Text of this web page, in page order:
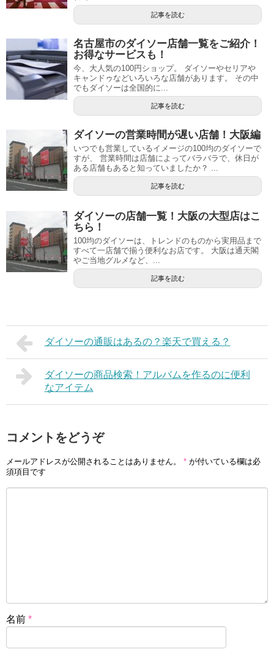
記事を読む
名古屋市のダイソー店舗一覧をご紹介！
お得なサービスも！
今、大人気の100円ショップ。 ダイソーやセリアや
キャンドゥなどいろいろな店舗があります。 その中
でもダイソーは全国的に...
記事を読む
ダイソーの営業時間が遅い店舗！大阪編
いつでも営業しているイメージの100均のダイソーで
すが、 営業時間は店舗によってバラバラで、休日が
ある店舗もあると知っていましたか？ ...
記事を読む
ダイソーの店舗一覧！大阪の大型店はこ
ちら！
100均のダイソーは、トレンドのものから実用品まで
すべて一店舗で揃う便利なお店です。 大阪は通天閣
やご当地グルメなど、...
記事を読む
ダイソーの通販はあるの？楽天で買える？
ダイソーの商品検索！アルバムを作るのに便利
なアイテム
コメントをどうぞ
メールアドレスが公開されることはありません。 * が付いている欄は必
須項目です
名前 *